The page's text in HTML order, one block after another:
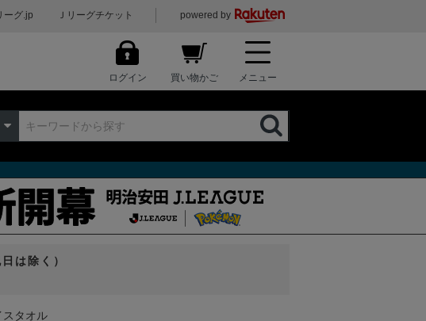
ーグ.jp Ｊリーグチケット powered by
ログイン 買い物かご メニュー
は除く）
スタオル